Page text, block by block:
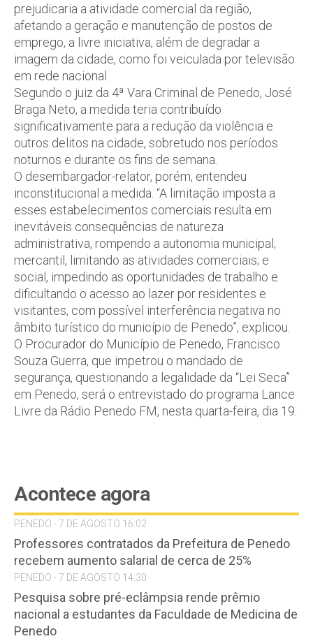
prejudicaria a atividade comercial da região,
afetando a geração e manutenção de postos de
emprego, a livre iniciativa, além de degradar a
imagem da cidade, como foi veiculada por televisão
em rede nacional.
Segundo o juiz da 4ª Vara Criminal de Penedo, José
Braga Neto, a medida teria contribuído
significativamente para a redução da violência e
outros delitos na cidade, sobretudo nos períodos
noturnos e durante os fins de semana.
O desembargador-relator, porém, entendeu
inconstitucional a medida. “A limitação imposta a
esses estabelecimentos comerciais resulta em
inevitáveis consequências de natureza
administrativa, rompendo a autonomia municipal;
mercantil, limitando as atividades comerciais; e
social, impedindo as oportunidades de trabalho e
dificultando o acesso ao lazer por residentes e
visitantes, com possível interferência negativa no
âmbito turístico do município de Penedo”, explicou.
O Procurador do Município de Penedo, Francisco
Souza Guerra, que impetrou o mandado de
segurança, questionando a legalidade da “Lei Seca”
em Penedo, será o entrevistado do programa Lance
Livre da Rádio Penedo FM, nesta quarta-feira, dia 19.
Acontece agora
PENEDO - 7 DE AGOSTO 16:02
Professores contratados da Prefeitura de Penedo
recebem aumento salarial de cerca de 25%
PENEDO - 7 DE AGOSTO 14:30
Pesquisa sobre pré-eclâmpsia rende prêmio
nacional a estudantes da Faculdade de Medicina de
Penedo